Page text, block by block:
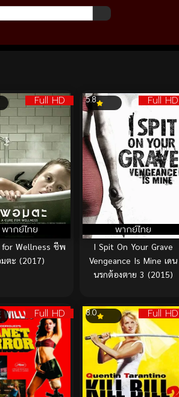
Full HD
พากย์ไทย
for Wellness ชีพ
ตะ (2017)
Full HD
พากย์ไทย
5.8
I Spit On Your Grave
Vengeance Is Mine เดน
นรกต้องตาย 3 (2015)
Full HD Full HD
8.0